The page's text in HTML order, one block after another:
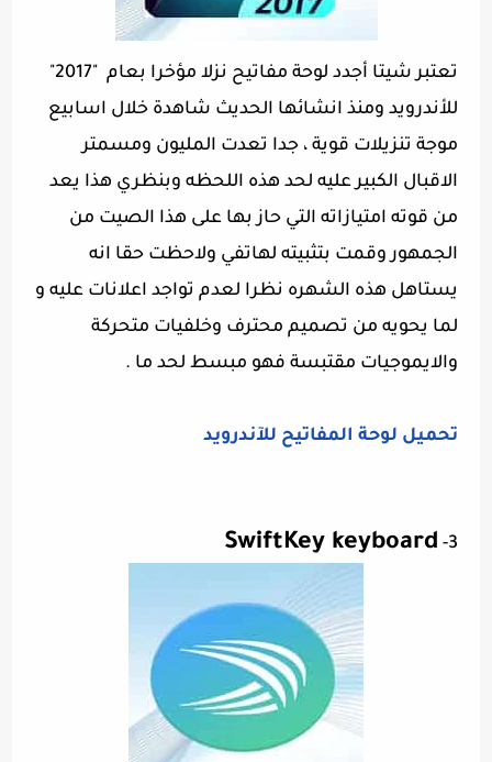
تعتبر شيتا أجدد لوحة مفاتيح نزلا مؤخرا بعام "2017"
للأندرويد ومنذ انشائها الحديث شاهدة خلال اسابيع
موجة تنزيلات قوية ، جدا تعدت المليون ومسمتر
الاقبال الكبير عليه لحد هذه اللحظه وبنظري هذا يعد
من قوته امتيازاته التي حاز بها على هذا الصيت من
الجمهور وقمت بتثبيته لهاتفي ولاحظت حقا انه
يستاهل هذه الشهره نظرا لعدم تواجد اعلانات عليه و
لما يحويه من تصميم محترف وخلفيات متحركة
والايموجيات مقتبسة فهو مبسط لحد ما .
تحميل لوحة المفاتيح للآندرويد
3-
SwiftKey keyboard